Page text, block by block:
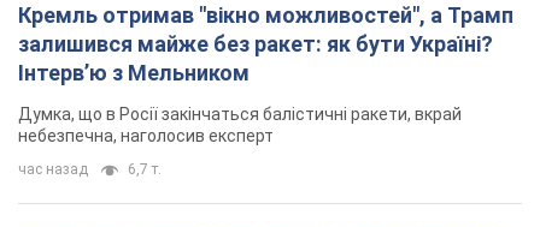
Кремль отримав "вікно можливостей", а Трамп
залишився майже без ракет: як бути Україні?
Інтерв’ю з Мельником
Думка, що в Росії закінчаться балістичні ракети, вкрай
небезпечна, наголосив експерт
час назад 6,7 т.